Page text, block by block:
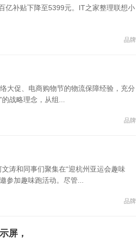
亿补贴下降至5399元。IT之家整理联想小
品牌
大促、电商购物节的物流保障经验，充分
战略理念，从组...
品牌
涛和同事们聚集在“迎杭州亚运会趣味
参加趣味跑活动。尽管...
品牌
屏，